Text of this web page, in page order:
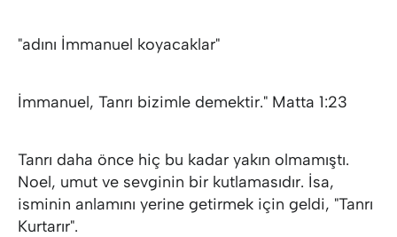
"adını İmmanuel koyacaklar"
İmmanuel, Tanrı bizimle demektir." Matta 1:23
Tanrı daha önce hiç bu kadar yakın olmamıştı.
Noel, umut ve sevginin bir kutlamasıdır. İsa,
isminin anlamını yerine getirmek için geldi, "Tanrı
Kurtarır".